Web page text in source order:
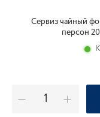
Сервиз чайный
персон